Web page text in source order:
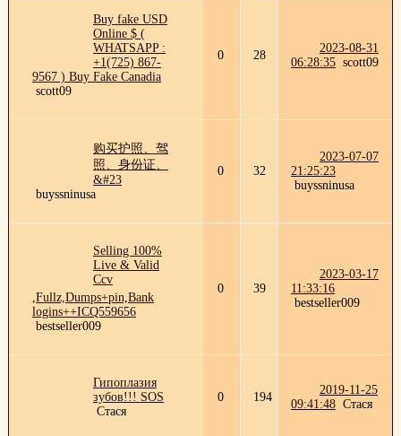
Buy fake USD
Online $ (
WHATSAPP :
+1(725) 867-
9567 ) Buy Fake Canadia
scott09
0 28
2023-08-31
06:28:35 scott09
购买护照、驾
照、身份证、
&#23
buyssninusa
0 32
2023-07-07
21:25:23
buyssninusa
Selling 100%
Live & Valid
Ccv
,Fullz,Dumps+pin,Bank
logins++ICQ559656
bestseller009
0 39
2023-03-17
11:33:16
bestseller009
Гипоплазия
зубов!!! SOS
Стася
0 194
2019-11-25
09:41:48 Стася